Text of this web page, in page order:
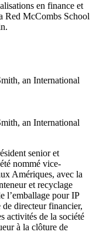
en finance et
Red McCombs School
an International
an International
senior et
nommé vice-
Amériques, avec la
et recyclage
l’emballage pour IP
directeur financier,
activités de la société
à la clôture de